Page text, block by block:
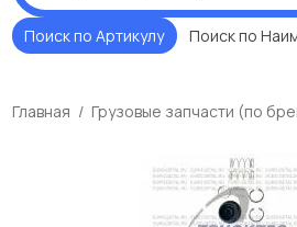
Поиск по Артикулу Поиск по
Главная Грузовые запчасти (по